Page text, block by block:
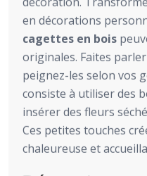
en décorations
cagettes en bois
originales. Faites
peignez-les selon vos
consiste à utiliser des
insérer des fleurs
Ces petites touches
chaleureuse et